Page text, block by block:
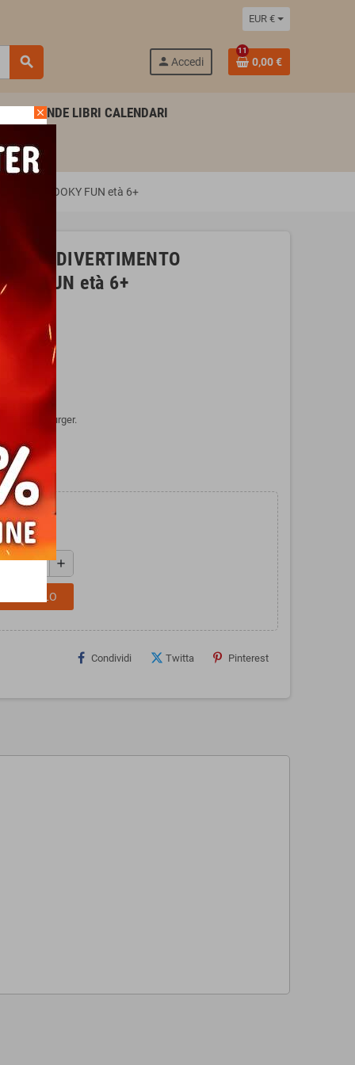
EUR €
search person Accedi
11
0,00 €
AGENDE LIBRI CALENDARI
age fit SPOOKY FUN età 6+
DIVERTIMENTO
FUN età 6+
di Ravensburger.
add
CARRELLO
Condividi Twitta Pinterest
close